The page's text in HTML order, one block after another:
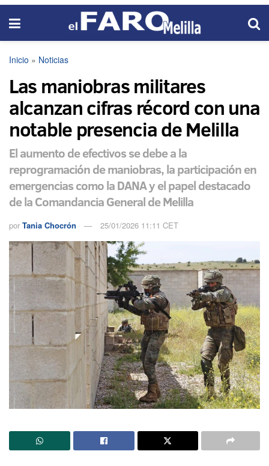
Inicio » Noticias
Las maniobras militares
alcanzan cifras récord con una
notable presencia de Melilla
El aumento de efectivos se debe a la
reprogramación de maniobras, la participación en
emergencias como la DANA y el papel destacado
de la Comandancia General de Melilla
por Tania Chocrón 25/01/2026 11:11 CET